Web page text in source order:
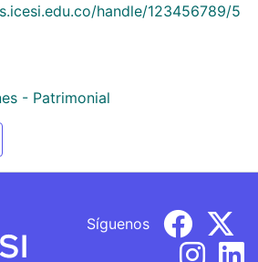
handle/123456789/5
- Patrimonial
Síguenos